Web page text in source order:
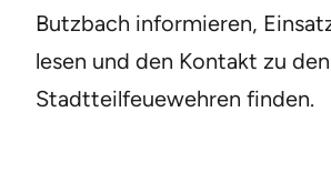
Butzbach informieren,
lesen und den Kontakt zu
Stadtteilfeuewehren finden.